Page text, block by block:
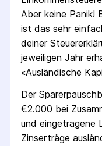
Aber keine Panik!
ist das sehr
deiner
jeweiligen Jahr
«Ausländische
Der
€2.000 bei
und eingetragene
Zins­erträge